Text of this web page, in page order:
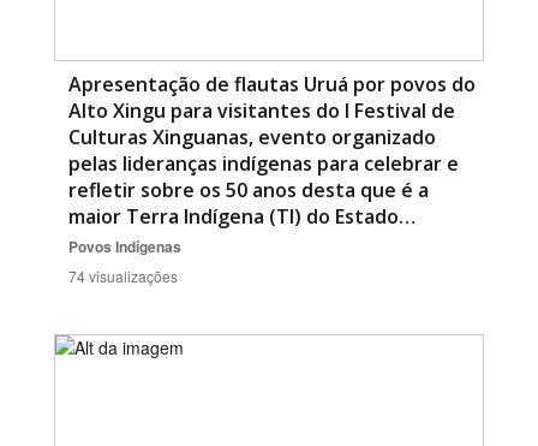
Apresentação de flautas Uruá por povos do
Alto Xingu para visitantes do I Festival de
Culturas Xinguanas, evento organizado
pelas lideranças indígenas para celebrar e
refletir sobre os 50 anos desta que é a
maior Terra Indígena (TI) do Estado…
Povos Indígenas
74 visualizações